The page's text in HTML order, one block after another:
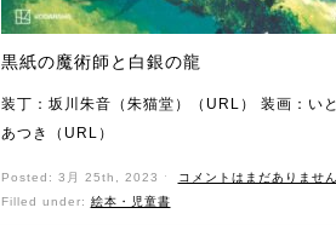
黒紙の魔術師と白銀の龍
装丁：坂川朱音（朱猫堂）（URL） 装画：い
あつき（URL）
Posted: 3月 25th, 2023 ˑ
コメントはまだありません
Filled under: 絵本・児童書